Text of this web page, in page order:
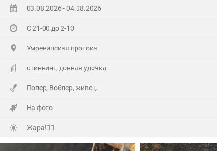
Гостей понаехало(со всех Волостей),сюрприз устроили
точного адреса (потому как первый раз приехали)по
навигатору, полвосьмого утра уже сигналили под
А мы уже с ночи начали отмечать и легли уже часа в
03.08.2026 - 04.08.2026
С 21-00 до 2-10
Умревинская протока
спиннинг; донная удочка
Попер, Воблер, живец.
На фото
Жара!🙂‍↕️